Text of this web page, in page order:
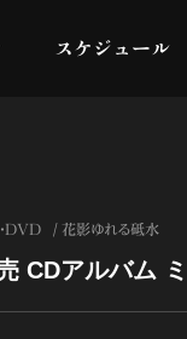
公演
スケジュール
DVD 花影ゆれる砥水
CDアルバム